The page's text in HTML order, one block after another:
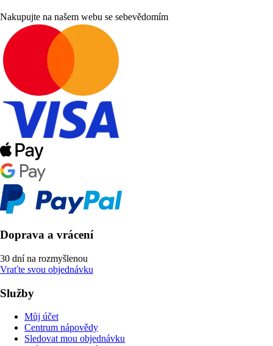
Nakupujte na našem webu se sebevědomím
Doprava a vrácení
30 dní na rozmyšlenou
Vraťte svou objednávku
Služby
Můj účet
Centrum nápovědy
Sledovat mou objednávku